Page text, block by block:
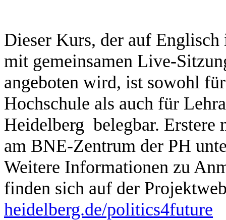
Dieser Kurs, der auf
mit gemeinsamen Live-
angeboten wird, ist sowohl
Hochschule als auch für
Heidelberg belegbar. Erstere
am BNE-Zentrum der PH
Weitere Informationen zu
finden sich auf der
heidelberg.de/politics4future